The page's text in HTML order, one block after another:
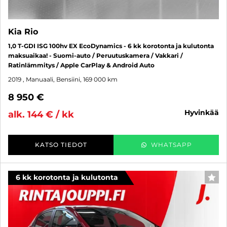
Kia Rio
1,0 T-GDI ISG 100hv EX EcoDynamics - 6 kk korotonta ja kulutonta
maksuaikaa! - Suomi-auto / Peruutuskamera / Vakkari /
Ratinlämmitys / Apple CarPlay & Android Auto
2019 , Manuaali, Bensiini, 169 000 km
8 950 €
alk. 144 € / kk
hyvinkää
KATSO TIEDOT WHATSAPP
6 kk korotonta ja kulutonta